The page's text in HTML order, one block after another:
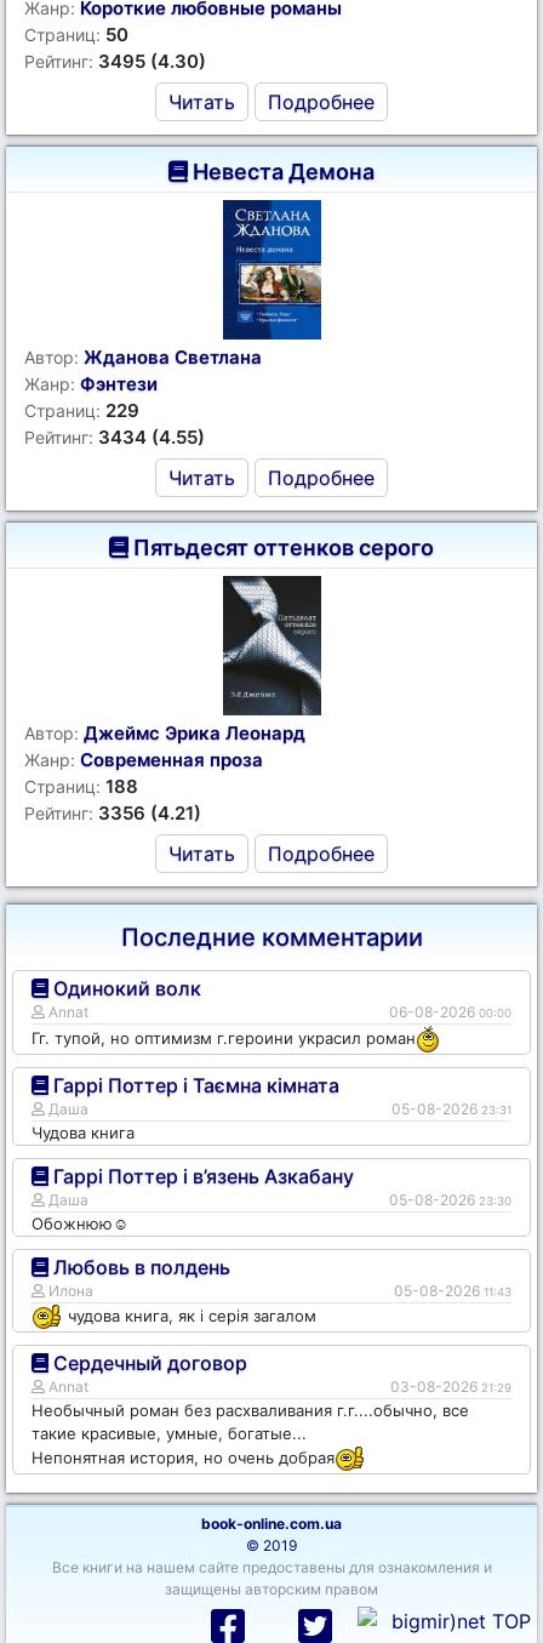
Жанр: Короткие любовные романы
Страниц: 50
Рейтинг: 3495 (4.30)
Читать Подробнее
Невеста Демона
Автор: Жданова Светлана
Жанр: Фэнтези
Страниц: 229
Рейтинг: 3434 (4.55)
Читать Подробнее
Пятьдесят оттенков серого
Автор: Джеймс Эрика Леонард
Жанр: Современная проза
Страниц: 188
Рейтинг: 3356 (4.21)
Читать Подробнее
Последние комментарии
Одинокий волк
Annat 06-08-2026 00:00
Гг. тупой, но оптимизм г.героини украсил роман
Гаррі Поттер і Таємна кімната
Даша 05-08-2026 23:31
Чудова книга
Гаррі Поттер і в’язень Азкабану
Даша 05-08-2026 23:30
Обожнюю☺️
Любовь в полдень
Илона 05-08-2026 11:43
чудова книга, як і серія загалом
Сердечный договор
Annat 03-08-2026 21:29
Необычный роман без расхваливания г.г....обычно, все
такие красивые, умные, богатые...
Непонятная история, но очень добрая
book-online.com.ua
© 2019
Все книги на нашем сайте предоставены для ознакомления и
защищены авторским правом